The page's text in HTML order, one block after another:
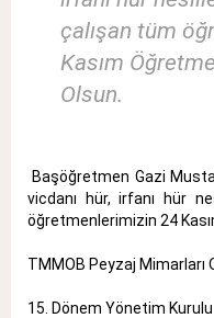
çalışan tüm
Kasım
Olsun.
Başöğretmen Gazi
vicdanı hür, irfanı hür
öğretmenlerimizin 24
TMMOB Peyzaj Mimarları
15. Dönem Yönetim Kurulu